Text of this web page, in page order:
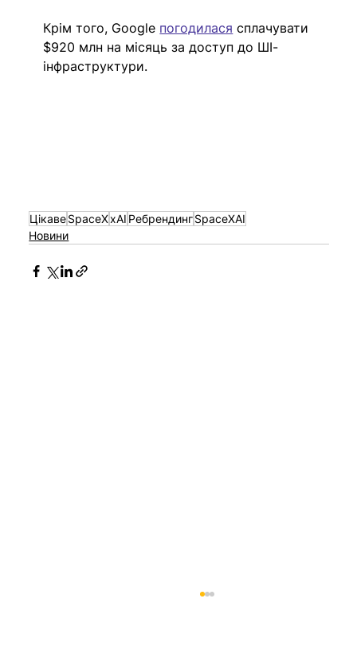
Крім того, Google погодилася сплачувати
$920 млн на місяць за доступ до ШІ-
інфраструктури.
ЦікавеSpaceXxAI РебрендингSpaceXAI
Новини